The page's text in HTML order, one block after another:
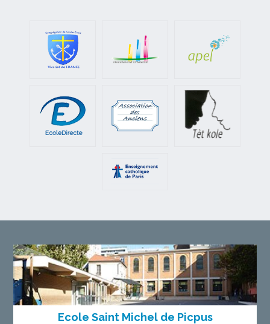
Ecole Saint Michel de Picpus